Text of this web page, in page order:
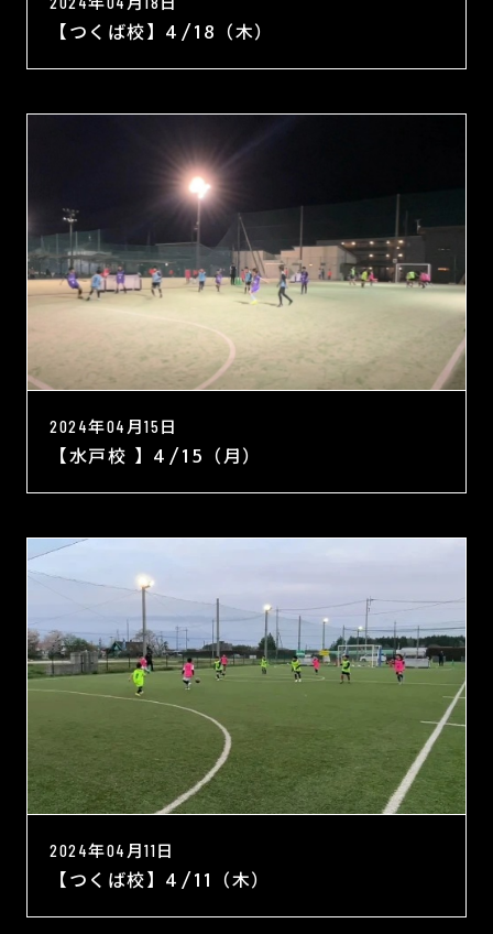
【つくば校】4/18（木）
2024年04月15日
【水戸校 】4/15（月）
2024年04月11日
【つくば校】4/11（木）